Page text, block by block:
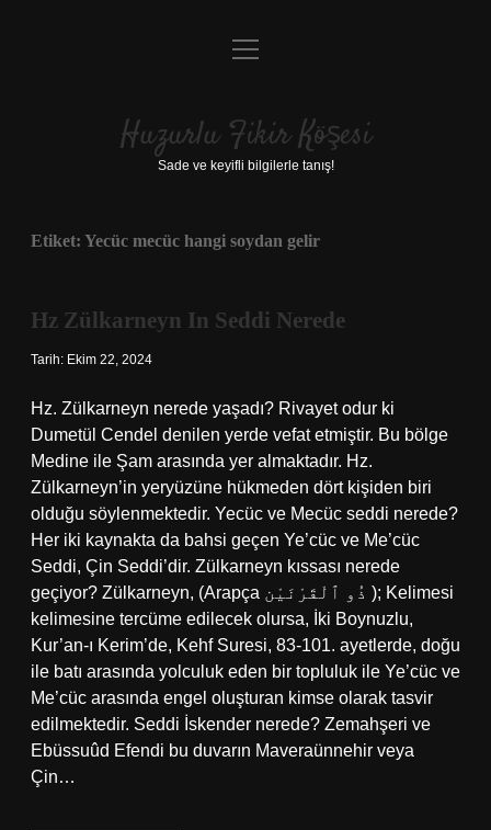
Anasayfa
Yasal Uyarı
menüyü
Huzurlu Fikir Köşesi
Sade ve keyifli bilgilerle tanış!
Etiket: Yecüc mecüc hangi soydan gelir
Hz Zülkarneyn In Seddi Nerede
Tarih: Ekim 22, 2024
Hz. Zülkarneyn nerede yaşadı? Rivayet odur ki
Dumetül Cendel denilen yerde vefat etmiştir. Bu bölge
Medine ile Şam arasında yer almaktadır. Hz.
Zülkarneyn’in yeryüzüne hükmeden dört kişiden biri
olduğu söylenmektedir. Yecüc ve Mecüc seddi nerede?
Her iki kaynakta da bahsi geçen Ye’cüc ve Me’cüc
Seddi, Çin Seddi’dir. Zülkarneyn kıssası nerede
geçiyor? Zülkarneyn, (Arapça ذُو ٱلْقَرْنَيْن ); Kelimesi
kelimesine tercüme edilecek olursa, İki Boynuzlu,
Kur’an-ı Kerim’de, Kehf Suresi, 83-101. ayetlerde, doğu
ile batı arasında yolculuk eden bir topluluk ile Ye’cüc ve
Me’cüc arasında engel oluşturan kimse olarak tasvir
edilmektedir. Seddi İskender nerede? Zemahşeri ve
Ebüssuûd Efendi bu duvarın Maveraünnehir veya
Çin…